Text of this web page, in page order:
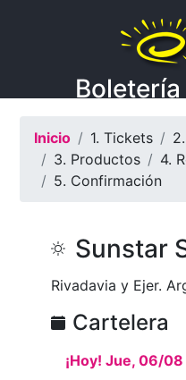
Inicio 1. Tickets
3. Productos
4.
5. Confirmación
Sunstar
Rivadavia y Ejer.
Cartelera
¡Hoy! Jue, 06/08